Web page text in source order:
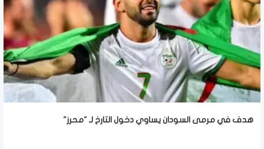
هدف في مرمى السودان يساوي دخول التارخ لـ "محرز"